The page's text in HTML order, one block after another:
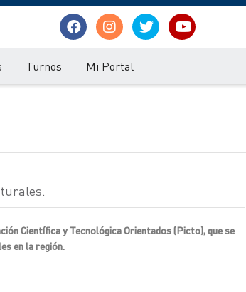
Turnos Mi Portal
Científica y Tecnológica Orientados (Picto), que se
en la región.